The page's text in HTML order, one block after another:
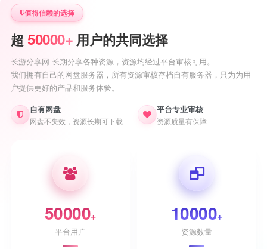
值得信赖的选择
超 50000+ 用户的共同选择
长游分享网 长期分享各种资源，资源均经过平台审核可用。
我们拥有自己的网盘服务器，所有资源审核存档自有服务器，只为为用
户提供更好的产品和服务体验。
自有网盘
网盘不失效，资源长期可下载
平台专业审核
资源质量有保障
50000+
平台用户
10000+
资源数量